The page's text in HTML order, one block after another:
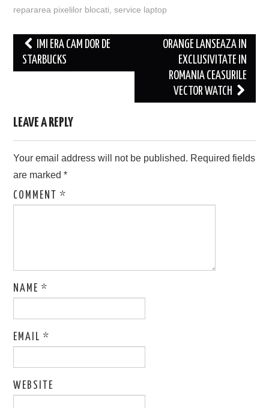
repararea pixelilor blocati,service laptop
Post
navigation
IMI ERA CAM DOR DE
STARBUCKS
ORANGE LANSEAZA IN
EXCLUSIVITATE IN
ROMANIA CEASURILE
VECTOR WATCH
LEAVE A REPLY
Your email address will not be published. Required fields
are marked*
COMMENT*
NAME*
EMAIL*
WEBSITE